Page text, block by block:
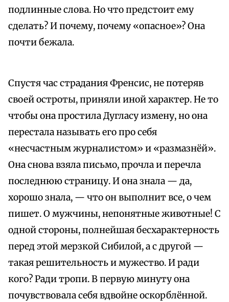
подлинные слова. Но что предстоит ему
сделать? И почему, почему «опасное»? Она
почти бежала.
Спустя час страдания Френсис, не потеряв
своей остроты, приняли иной характер. Не то
чтобы она простила Дугласу измену, но она
перестала называть его про себя
«несчастным журналистом» и «размазнёй».
Она снова взяла письмо, прочла и перечла
последнюю страницу. И она знала — да,
хорошо знала, — что он выполнит все, о чем
пишет. О мужчины, непонятные животные! С
одной стороны, полнейшая бесхарактерность
перед этой мерзкой Сибилой, а с другой —
такая решительность и мужество. И ради
кого? Ради тропи. В первую минуту она
почувствовала себя вдвойне оскорблённой.